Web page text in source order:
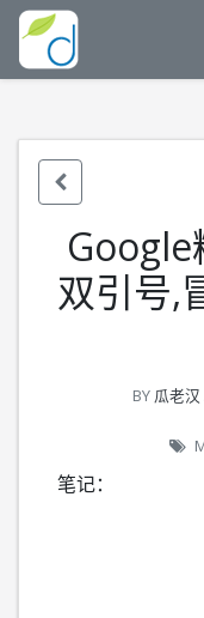
Google
双引号,
BY 瓜老汉
笔记：